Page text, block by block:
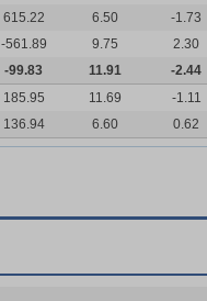
615.22 6.50
-1.73
-561.89 9.75
2.30
-99.83 11.91
-2.44
185.95 11.69
-1.11
136.94 6.60 0.62